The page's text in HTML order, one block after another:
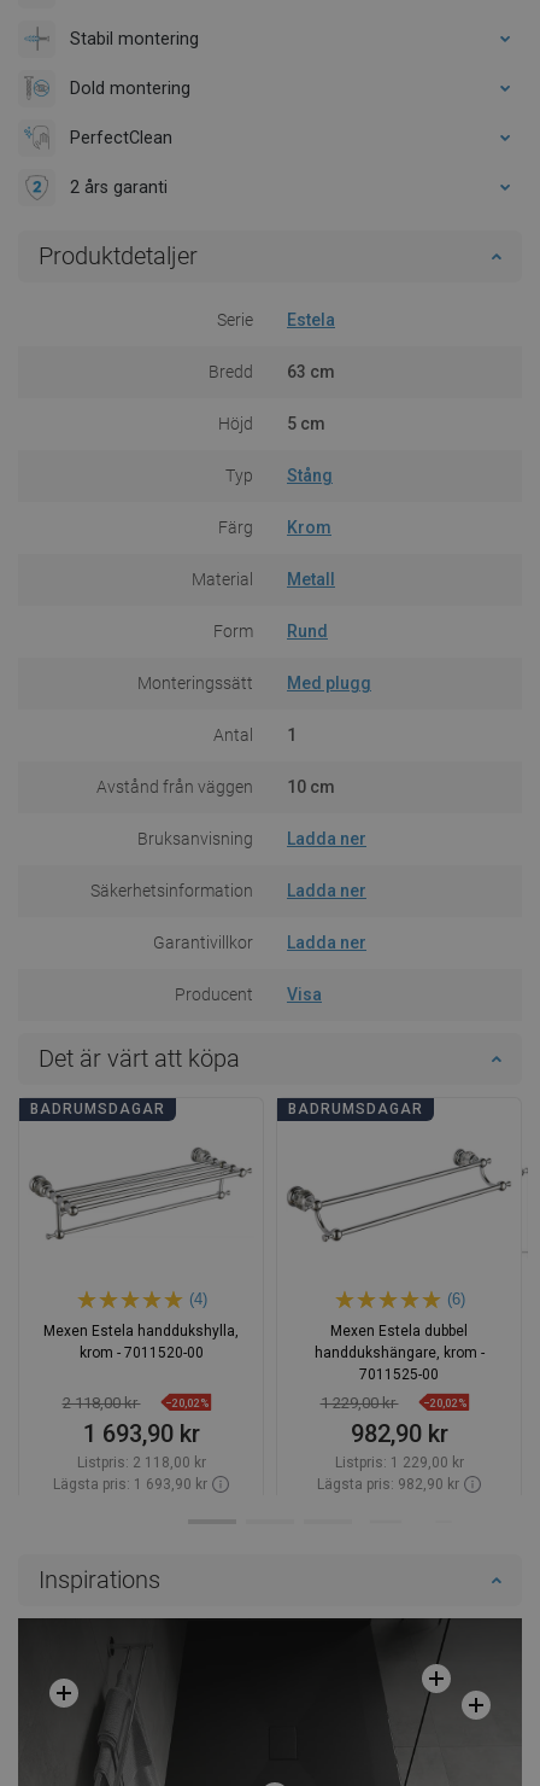
Stabil montering
Dold montering
PerfectClean
2 års garanti
Produktdetaljer
Serie Estela
Bredd 63 cm
Höjd 5 cm
Typ Stång
Färg Krom
Material Metall
Form Rund
Monteringssätt Med plugg
Antal 1
Avstånd från väggen 10 cm
Bruksanvisning Ladda ner
Säkerhetsinformation Ladda ner
Garantivillkor Ladda ner
Producent Visa
Det är värt att köpa
BADRUMSDAGAR
(4)
Mexen Estela handdukshylla,
krom - 7011520-00
2 118,00 kr −20,02%
1 693,90 kr
Listpris: 2 118,00 kr
Lägsta pris: 1 693,90 kr
BADRUMSDAGAR
(6)
Mexen Estela dubbel
handdukshängare, krom -
7011525-00
1 229,00 kr −20,02%
982,90 kr
Listpris: 1 229,00 kr
Lägsta pris: 982,90 kr
Inspirations